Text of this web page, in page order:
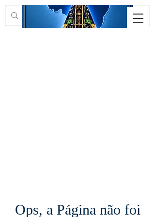
Ops, a Página não foi